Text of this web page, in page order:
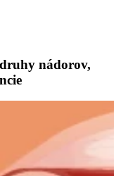
nádorov,